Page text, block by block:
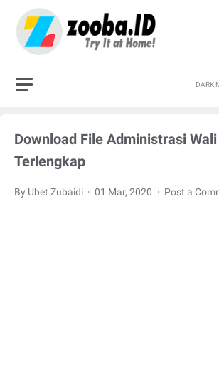
Download File Administrasi
Terlengkap
By Ubet Zubaidi 01 Mar, 2020 Post a